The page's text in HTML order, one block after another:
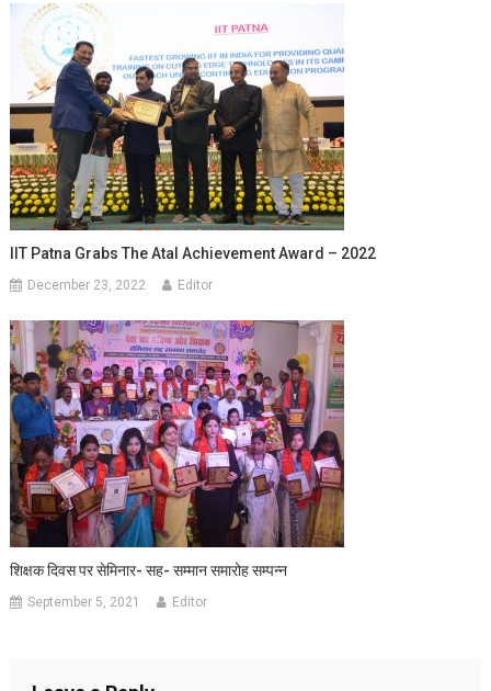
IIT Patna Grabs The Atal Achievement Award – 2022
December 23, 2022 Editor
शिक्षक दिवस पर सेमिनार- सह- सम्मान समारोह सम्पन्न
September 5, 2021 Editor